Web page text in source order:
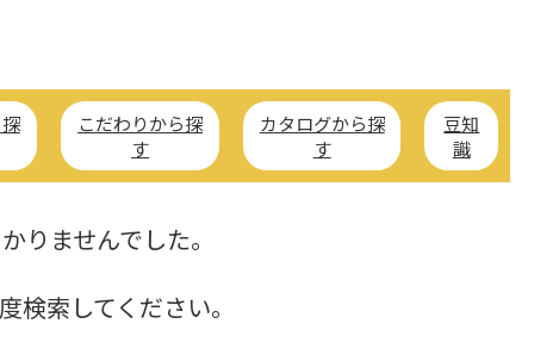
こだわりから探
す
カタログから探
す
豆知
識
りませんでした。
検索してください。